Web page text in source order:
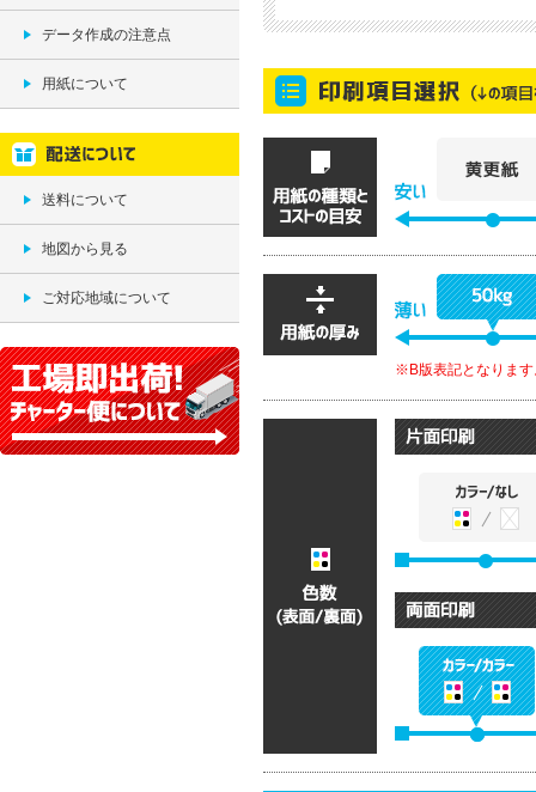
データ作成の注意点
用紙について
送料について
地図から見る
ご対応地域について
※B版表記となります